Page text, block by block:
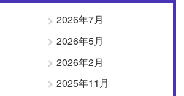
2026年7月
2026年5月
2026年2月
2025年11月